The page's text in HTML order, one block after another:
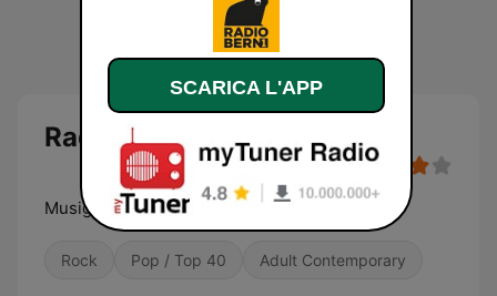
Radio Bern1
Musig wo's bringt
Rock Pop / Top 40 Adult Contemporary
SCARICA L'APP